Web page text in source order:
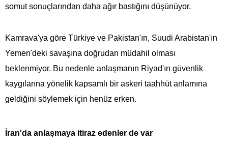
somut sonuçlarından daha ağır bastığını düşünüyor.
Kamrava'ya göre Türkiye ve Pakistan'ın, Suudi Arabistan'ın
Yemen'deki savaşına doğrudan müdahil olması
beklenmiyor. Bu nedenle anlaşmanın Riyad'ın güvenlik
kaygılarına yönelik kapsamlı bir askeri taahhüt anlamına
geldiğini söylemek için henüz erken.
İran'da anlaşmaya itiraz edenler de var